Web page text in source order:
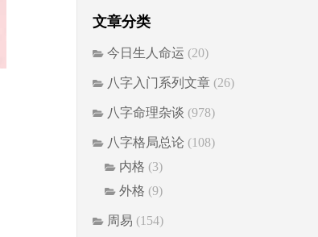
文章分类
今日生人命运 (20)
八字入门系列文章 (26)
八字命理杂谈 (978)
八字格局总论 (108)
内格 (3)
外格 (9)
周易 (154)